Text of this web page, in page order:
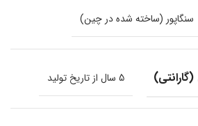
سنگاپور (ساخته شده در چین)
5 سال از تاریخ تولید